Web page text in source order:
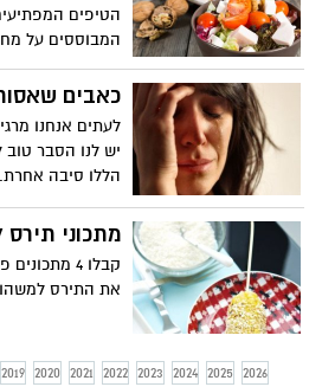
הטיפים
המבוססים על
יסייעו לכם לרדת
באורח החיים מה
כאבים
לעתים אנחנו
יש לנו הסבר טוב
הללו סיבה
לעמוד מחלות
מתכוני תירס
קבלו 4
את התירס למשהו
2019 2020 2021 2022 2023 2024 2025
2026